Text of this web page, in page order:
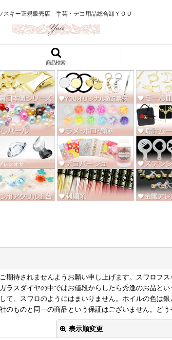
スキー正規販売店 手芸・デコ用品総合卸ＹＯＵ
商品検索
待されませんようお願い申し上げます。スワロフ
スダイヤの中ではお値段からしたら秀逸のお品と
、スワロのようにはまいりません。ホイルの色は
ものと同一の商品という保証はございません。ど
表示順変更